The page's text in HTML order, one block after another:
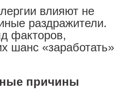
влияют не
раздражители.
факторов,
шанс «заработать»
причины